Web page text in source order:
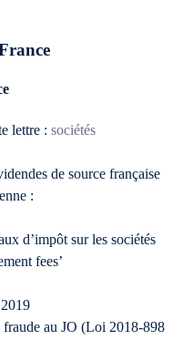
lettre : sociétés
de source française
:
d’impôt sur les sociétés
fees’
au JO (Loi 2018-898